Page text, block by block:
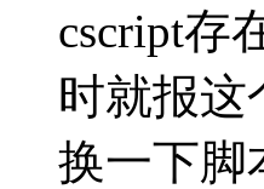
cscript存
时就报这
换一下脚